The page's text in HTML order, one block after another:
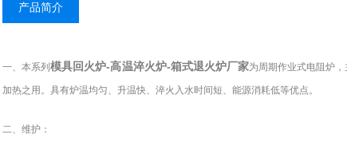
产品简介
一、本系列模具回火炉-高温淬火炉-箱式退火炉厂家为周期作业式电阻炉
加热之用。具有炉温均匀、升温快、淬火入水时间短、能源消耗低等优点。
二、维护：